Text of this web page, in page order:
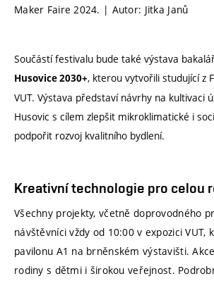
Maker Faire 2024. | Autor: Jitka Janů
Součástí festivalu bude také výstava
Husovice 2030+, kterou vytvořili studující z
VUT. Výstava představí návrhy na kultivaci
Husovic s cílem zlepšit mikroklimatické i
podpořit rozvoj kvalitního bydlení.
Kreativní technologie pro celou
Všechny projekty, včetně doprovodného
návštěvníci vždy od 10:00 v expozici VUT,
pavilonu A1 na brněnském výstavišti.
rodiny s dětmi i širokou veřejnost.